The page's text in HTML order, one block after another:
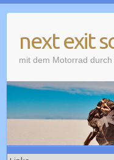
contentnext exit
mit dem Motorrad